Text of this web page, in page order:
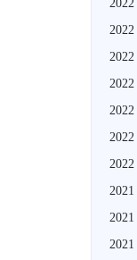
2022
2022
2021